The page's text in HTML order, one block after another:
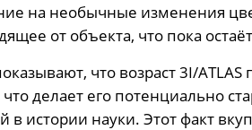
на необычные изменения
от объекта, что пока
что возраст 3I/
делает его потенциально
в истории науки. Этот факт